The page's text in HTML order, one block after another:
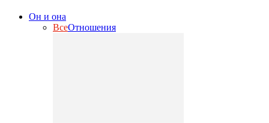
Он и она
ВсеОтношения